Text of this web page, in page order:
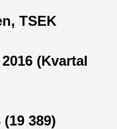
TSEK
(Kvartal
389)